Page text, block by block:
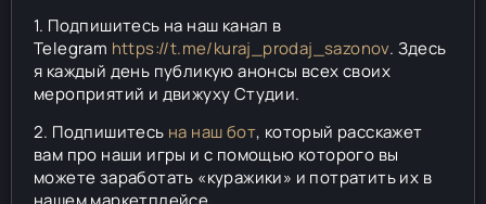
1. Подпишитесь на наш канал в
Telegram https://t.me/kuraj_prodaj_sazonov. Здесь
я каждый день публикую анонсы всех своих
мероприятий и движуху Студии.
2. Подпишитесь на наш бот, который расскажет
вам про наши игры и с помощью которого вы
можете заработать «куражики» и потратить их в